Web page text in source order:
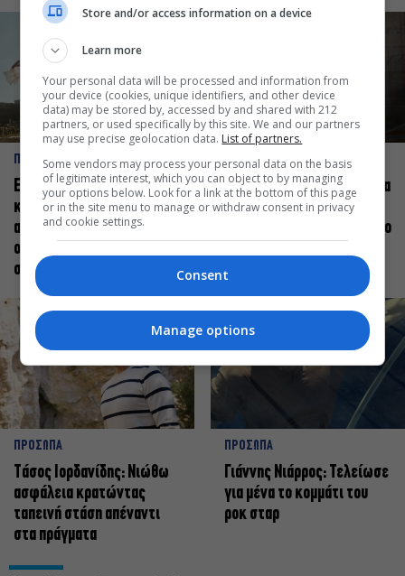
ΠΡΟΣΩΠΑ
Ελεάνα Ανδρεούδη: Κάθε
καλλιτέχνης όταν
ανεβαίνει στη σκηνή
οφείλει να αισθάνεται
σταρ
ΠΡΟΣΩΠΑ
Βαγγέλης Μπίκος: Έμαθα να
δίνω αξία στο ποιος είμαι
πάνω στη σκηνή και όχι στο
ΠΡΟΣΩΠΑ
Tάσος Ιορδανίδης: Νιώθω
ασφάλεια κρατώντας
ταπεινή στάση απέναντι
στα πράγματα
ΠΡΟΣΩΠΑ
Γιάννης Νιάρρος: Τελείωσε
για μένα το κομμάτι του
ροκ σταρ
Store and/or access information on a device
Learn more
Your personal data will be processed and information from
your device (cookies, unique identifiers, and other device
data) may be stored by, accessed by and shared with 212
partners, or used specifically by this site. We and our partners
may use precise geolocation data. List of partners.
Some vendors may process your personal data on the basis
of legitimate interest, which you can object to by managing
your options below. Look for a link at the bottom of this page
or in the site menu to manage or withdraw consent in privacy
and cookie settings.
Consent
Manage options